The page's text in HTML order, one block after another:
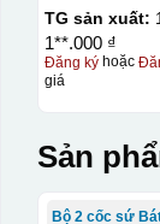
TG sản xuất:
1**.000 ₫
Đăng kýhoặc
giá
Sản
Bộ 2 cốc sứ